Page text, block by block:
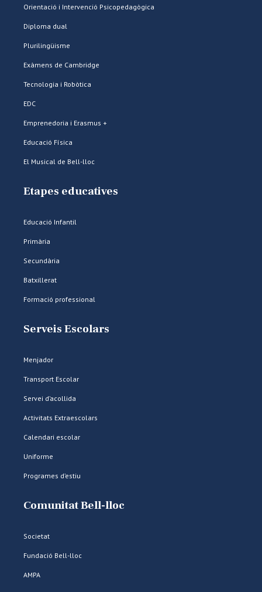
Orientació i Intervenció Psicopedagògica
Diploma dual
Plurilingüisme
Exàmens de Cambridge
Tecnologia i Robòtica
EDC
Emprenedoria i Erasmus +
Educació Física
El Musical de Bell-lloc
Etapes educatives
Educació Infantil
Primària
Secundària
Batxillerat
Formació professional
Serveis Escolars
Menjador
Transport Escolar
Servei d’acollida
Activitats Extraescolars
Calendari escolar
Uniforme
Programes d’estiu
Comunitat Bell-lloc
Societat
Fundació Bell-lloc
AMPA